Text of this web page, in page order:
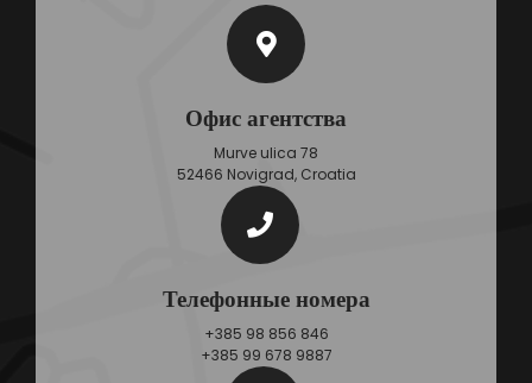
Офис агентства
Murve ulica 78
52466 Novigrad, Croatia
Телефонные номера
+385 98 856 846
+385 99 678 9887